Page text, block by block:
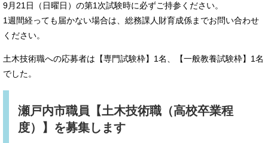
9月21日（日曜日）の第1次試験時に必ずご持参ください。
1週間経っても届かない場合は、総務課人財育成係までお問い合わせ
ください。
土木技術職への応募者は【専門試験枠】1名、【一般教養試験枠】1名
でした。
瀬戸内市職員【土木技術職（高校卒業程
度）】を募集します